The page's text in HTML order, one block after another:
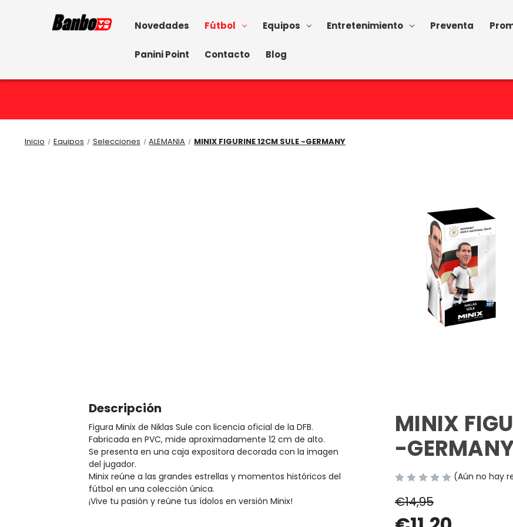
Novedades Fútbol Equipos Entretenimiento Preventa
Panini Point Contacto Blog
Inicio Equipos Selecciones ALEMANIA MINIX FIGURINE 12CM SULE -GERMANY
Descripción
Figura Minix de Niklas Sule con licencia oficial de la DFB.
Fabricada en PVC, mide aproximadamente 12 cm de alto.
Se presenta en una caja expositora decorada con la imagen
del jugador.
Minix reúne a las grandes estrellas y momentos históricos del
fútbol en una colección única.
¡Vive tu pasión y reúne tus ídolos en versión Minix!
MINIX
-
(Aún no hay
€14,95